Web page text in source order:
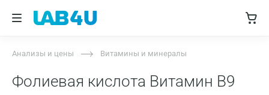
Анализы и цены Витамины и минералы
Фолиевая кислота Витамин B9